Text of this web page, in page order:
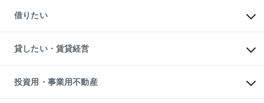
中古一戸建ての購入
不動産購入の流れ
注目キーワード物件特集
購入ガイド
English 繁体中文簡体中文
一戸建ての売却・査定
土地の売却・査定
スピードAI査定
不動産査定について
不動産売却の流れ
不動産買換えの流れ
売却ガイド
借りたい
オフィス・店舗の賃貸
借りるときの流れ
借りるガイド
貸したい・賃貸経営
マンション賃料データ
賃貸管理プラン
リロケーションについて
投資用・事業用不動産